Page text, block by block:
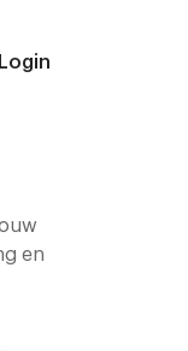
Login
en